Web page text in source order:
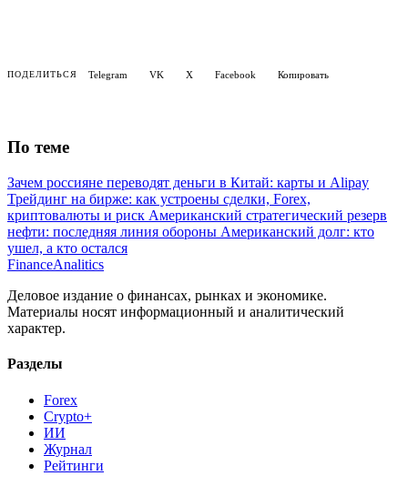
ПОДЕЛИТЬСЯ Telegram VK X Facebook Копировать
По теме
Зачем россияне переводят деньги в Китай: карты и Alipay
Трейдинг на бирже: как устроены сделки, Forex,
криптовалюты и риск Американский стратегический резерв
нефти: последняя линия обороны Американский долг: кто
ушел, а кто остался
FinanceAnalitics
Деловое издание о финансах, рынках и экономике.
Материалы носят информационный и аналитический
характер.
Разделы
Forex
Crypto+
ИИ
Журнал
Рейтинги